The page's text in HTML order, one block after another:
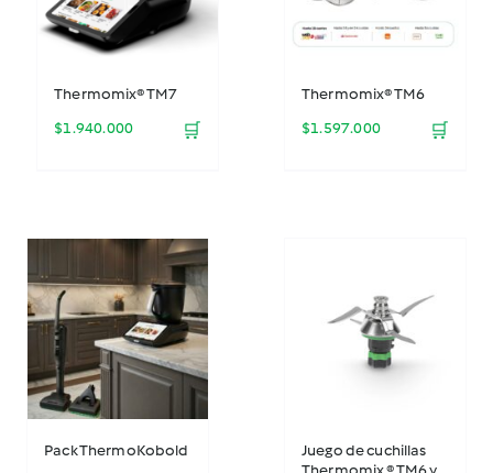
Thermomix® TM7
$1.940.000 🛒
Thermomix® TM6
$1.597.000 🛒
Pack ThermoKobold
Juego de cuchillas